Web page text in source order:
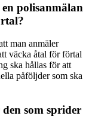
polisanmälan
man anmäler
väcka åtal för förtal
ska hållas för att
påföljder som ska
som sprider